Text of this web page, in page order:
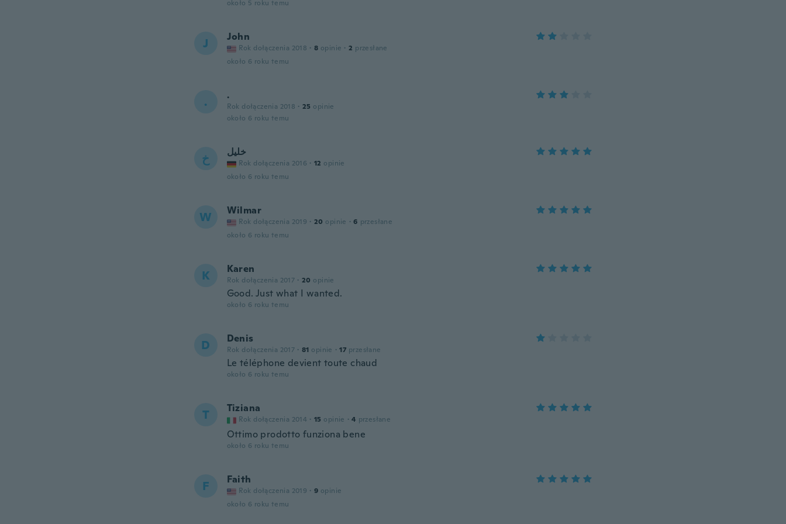
około 5 roku temu
J John
Rok dołączenia 2018 · 8 opinie · 2 przesłane
około 6 roku temu
. .
Rok dołączenia 2018 · 25 opinie
około 6 roku temu
خ خليل
Rok dołączenia 2016 · 12 opinie
około 6 roku temu
W Wilmar
Rok dołączenia 2019 · 20 opinie · 6 przesłane
około 6 roku temu
K Karen
Rok dołączenia 2017 · 20 opinie
Good. Just what I wanted.
około 6 roku temu
D Denis
Rok dołączenia 2017 · 81 opinie · 17 przesłane
Le téléphone devient toute chaud
około 6 roku temu
T Tiziana
Rok dołączenia 2014 · 15 opinie · 4 przesłane
Ottimo prodotto funziona bene
około 6 roku temu
F Faith
Rok dołączenia 2019 · 9 opinie
około 6 roku temu